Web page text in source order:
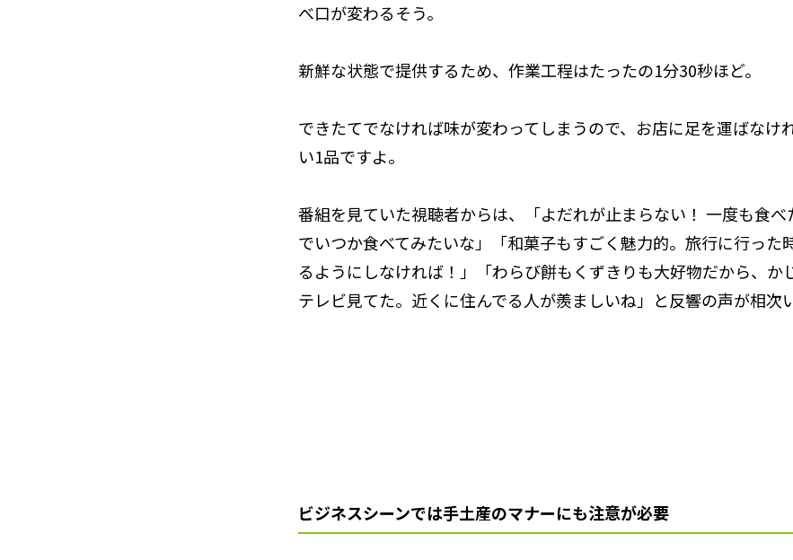
べ口が変わるそう。
新鮮な状態で提供するため、作業工程はたったの1分30秒ほど。
できたてでなければ味が変わってしまうので、お店に足を運ばなけ
い1品ですよ。
番組を見ていた視聴者からは、「よだれが止まらない！ 一度も食べ
でいつか食べてみたいな」「和菓子もすごく魅力的。旅行に行った
るようにしなければ！」「わらび餅もくずきりも大好物だから、か
テレビ見てた。近くに住んでる人が羨ましいね」と反響の声が相次
ビジネスシーンでは手土産のマナーにも注意が必要